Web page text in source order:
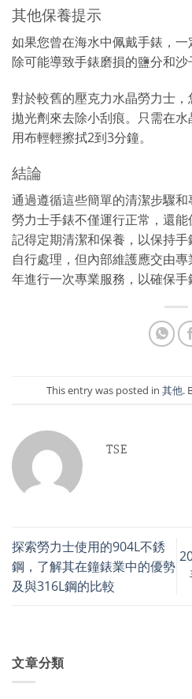
其他保養提示
如果您曾在海水中佩戴手錶，
除可能導致手錶磨損的鹽分和沙
對於較舊的壓克力水晶勞力士
拋光劑來去除小刮痕。只需在
用布輕輕擦拭2到3分鐘。
結論
通過遵循這些簡單的清潔步驟
勞力士手錶不僅運行正常，還能
記得定期清潔和保養，以保持
自行處理，但內部維護應交由
年進行一次專業服務，以確保手
This entry was posted in 其他.
TSE
探索勞力士使用的904L不銹
鋼，了解其在鐘錶業中的優勢
及與316L鋼的比較
文章分類